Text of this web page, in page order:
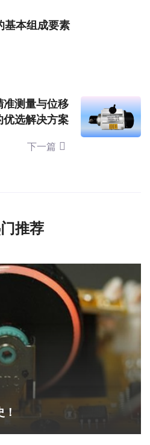
基本组成要素
准测量与位移
优选解决方案
下一篇
推荐